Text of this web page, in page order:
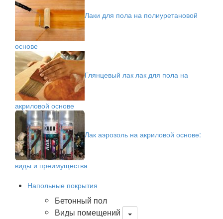
Лаки для пола на полиуретановой
основе
Глянцевый лак лак для пола на
акриловой основе
Лак аэрозоль на акриловой основе:
виды и преимущества
Напольные покрытия
Бетонный пол
Виды помещений